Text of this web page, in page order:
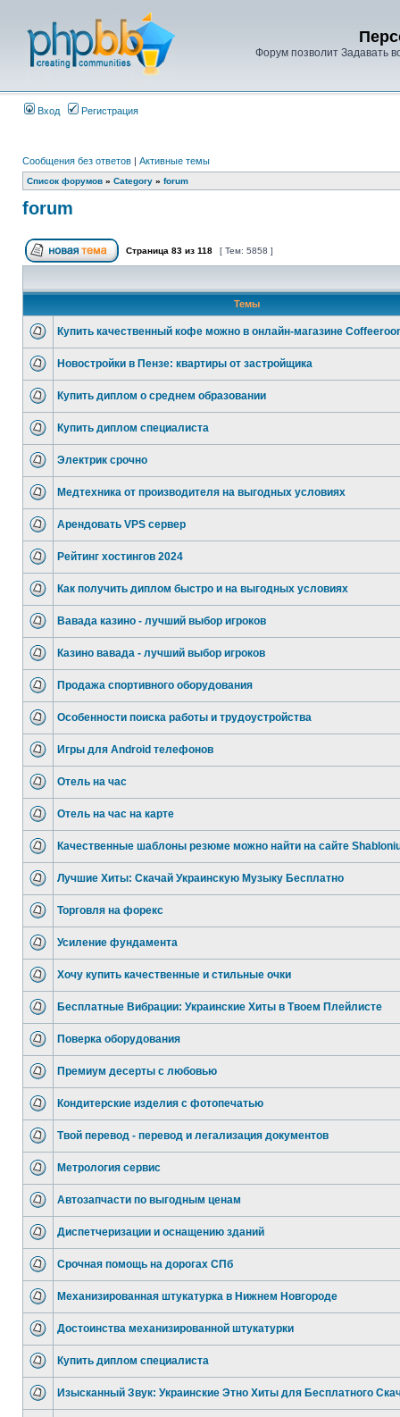
Форум позволит Задавать
Вход Регистрация
Сообщения без ответов | Активные темы
Список форумов » Category » forum
forum
Страница 83 из 118 [ Тем: 5858 ]
Темы
Купить качественный кофе можно в онлайн-магазине
Новостройки в Пензе: квартиры от застройщика
Купить диплом о среднем образовании
Купить диплом специалиста
Электрик срочно
Медтехника от производителя на выгодных условиях
Арендовать VPS сервер
Рейтинг хостингов 2024
Как получить диплом быстро и на выгодных условиях
Вавада казино - лучший выбор игроков
Казино вавада - лучший выбор игроков
Продажа спортивного оборудования
Особенности поиска работы и трудоустройства
Игры для Android телефонов
Отель на час
Отель на час на карте
Качественные шаблоны резюме можно найти на сайте
Лучшие Хиты: Скачай Украинскую Музыку Бесплатно
Торговля на форекс
Усиление фундамента
Хочу купить качественные и стильные очки
Бесплатные Вибрации: Украинские Хиты в Твоем Плейлисте
Поверка оборудования
Премиум десерты с любовью
Кондитерские изделия с фотопечатью
Твой перевод - перевод и легализация документов
Метрология сервис
Автозапчасти по выгодным ценам
Диспетчеризации и оснащению зданий
Срочная помощь на дорогах СПб
Механизированная штукатурка в Нижнем Новгороде
Достоинства механизированной штукатурки
Купить диплом специалиста
Изысканный Звук: Украинские Этно Хиты для Бесплатного